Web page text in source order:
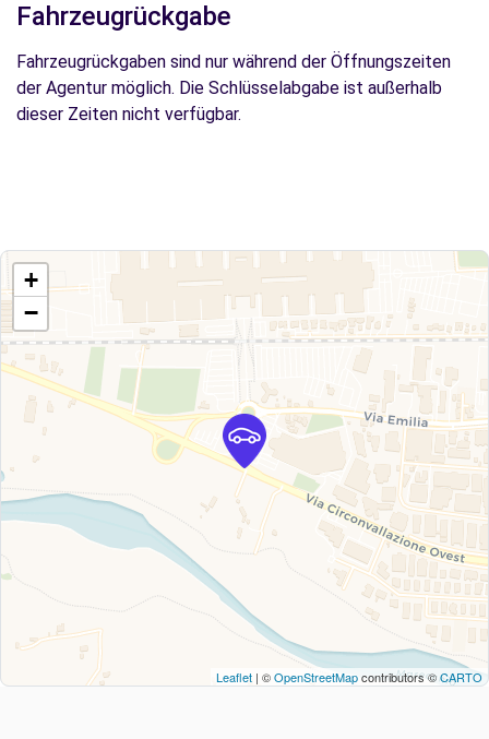
Fahrzeugrückgabe
Fahrzeugrückgaben sind nur während der Öffnungszeiten
der Agentur möglich. Die Schlüsselabgabe ist außerhalb
dieser Zeiten nicht verfügbar.
+
−
Leaflet | ©OpenStreetMapcontributors ©CARTO